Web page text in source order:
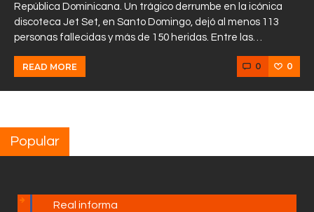
República Dominicana. Un trágico derrumbe en la icónica
discoteca Jet Set, en Santo Domingo, dejó al menos 113
personas fallecidas y más de 150 heridas. Entre las…
READ MORE 0 0
Popular
Real informa